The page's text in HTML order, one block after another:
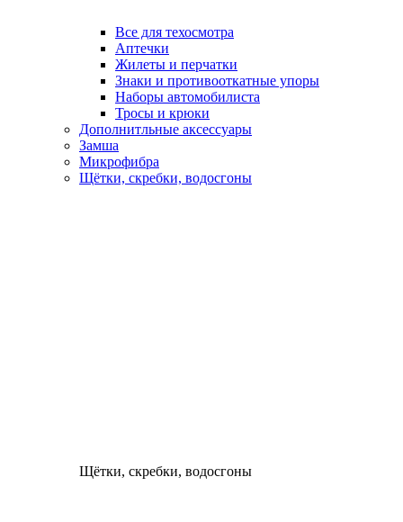
Все для техосмотра
Аптечки
Жилеты и перчатки
Знаки и противооткатные упоры
Наборы автомобилиста
Тросы и крюки
Дополнитльные аксессуары
Замша
Микрофибра
Щётки, скребки, водосгоны
Щётки, скребки, водосгоны